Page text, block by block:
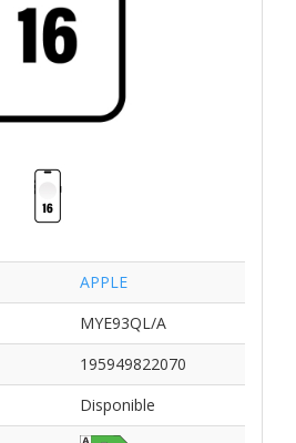
APPLE
MYE93QL/A
195949822070
Disponible